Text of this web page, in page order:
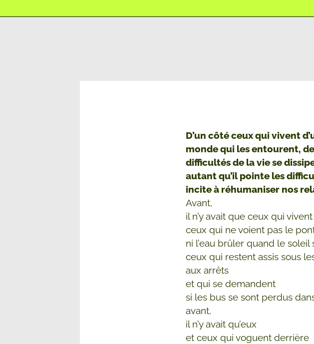
D’un côté ceux qui vivent
monde qui les entourent,
difficultés de la vie se
autant qu’il pointe les
incite à réhumaniser nos
Avant,
il n’y avait que ceux qui
ceux qui ne voient pas le
ni l’eau brûler quand le
ceux qui restent assis sous
aux arrêts
et qui se demandent
si les bus se sont perdus
avant,
il n’y avait qu’eux
et ceux qui voguent derrière